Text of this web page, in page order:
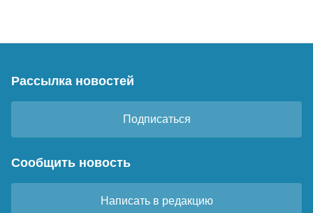
Рассылка новостей
Подписаться
Сообщить новость
Написать в редакцию